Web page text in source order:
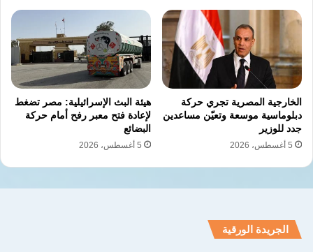
محمد مصطفى محمد لطفي، استنادًا إلى ما انتهت
إليه اللجنة من أسباب قانونية ومستندات رسمية
أثبتت انتهاء النزاع بالتصالح الكامل بين أطرافه.
نسخ الرابط
الخارجية المصرية تجري حركة
دبلوماسية موسعة وتعيّن مساعدين
جدد للوزير
5 أغسطس، 2026
هيئة البث الإسرائيلية: مصر تضغط
لإعادة فتح معبر رفح أمام حركة
البضائع
5 أغسطس، 2026
الجريدة الورقية